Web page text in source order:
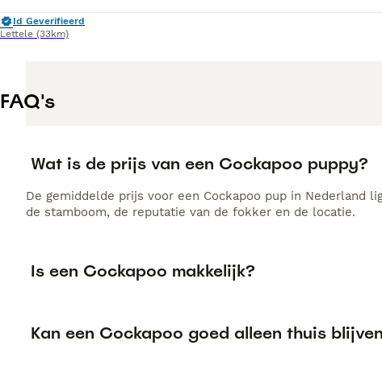
Id Geverifieerd
Lettele (33km)
FAQ's
Wat is de prijs van een Cockapoo puppy?
De gemiddelde prijs voor een Cockapoo pup in Nederland
de stamboom, de reputatie van de fokker en de locatie.
Is een Cockapoo makkelijk?
Kan een Cockapoo goed alleen thuis